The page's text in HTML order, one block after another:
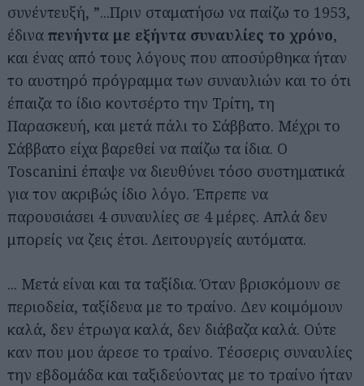
συνέντευξή, ”...Πριν σταματήσω να παίζω το 1953,
έδινα πενήντα με εξήντα συναυλίες το χρόνο,
και ένας από τους λόγους που αποσύρθηκα ήταν
το αυστηρό πρόγραμμα των συναυλιών και το ότι
έπαιζα το ίδιο κοντσέρτο την Τρίτη, τη
Παρασκευή, και μετά πάλι το Σάββατο. Μέχρι το
Σάββατο είχα βαρεθεί να παίζω τα ίδια. Ο
Toscanini έπαψε να διευθύνει τόσο συστηματικά
για τον ακριβώς ίδιο λόγο. Έπρεπε να
παρουσιάσει 4 συναυλίες σε 4 μέρες. Απλά δεν
μπορείς να ζεις έτσι. Λειτουργείς αυτόματα.
... Μετά είναι και τα ταξίδια. Όταν βρισκόμουν σε
περιοδεία, ταξίδευα με το τραίνο. Δεν κοιμόμουν
καλά, δεν έτρωγα καλά, δεν διάβαζα καλά. Ούτε
καν που μου άρεσε το τραίνο. Τέσσερις συναυλίες
την εβδομάδα και ταξιδεύοντας με το τραίνο ήταν